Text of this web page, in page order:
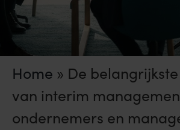
Home » De
van interim
ondernemers en